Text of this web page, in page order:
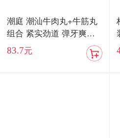
潮庭 潮汕牛肉丸+牛筋丸
组合 紧实劲道 弹牙爽口
顺丰包邮
83.7元